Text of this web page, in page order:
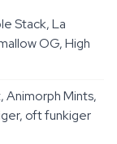
Stack, La
OG, High
Animorph Mints,
oft funkiger